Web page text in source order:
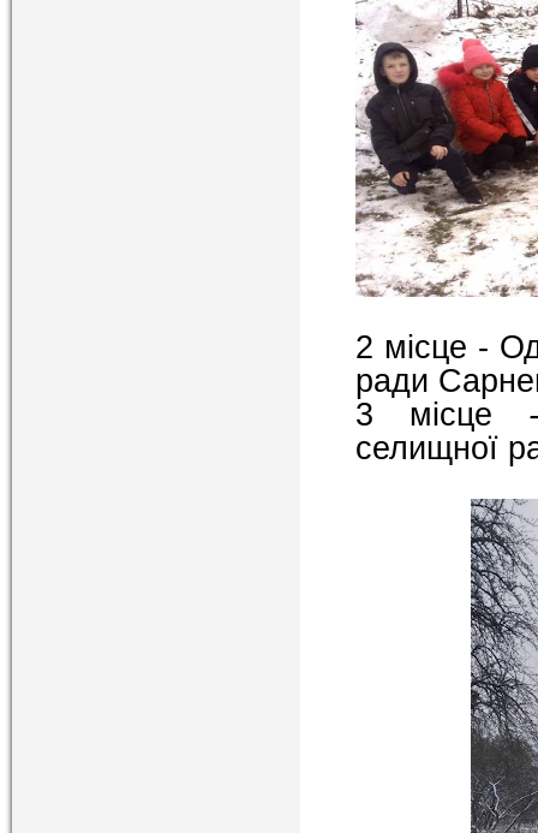
2 місце -
ради
3 місце
селищної